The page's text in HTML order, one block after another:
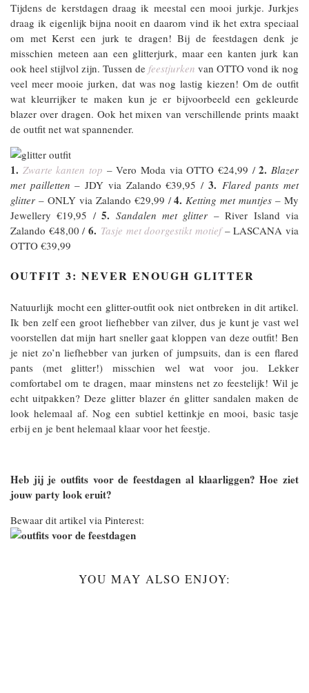
Tijdens de kerstdagen draag ik meestal een mooi jurkje. Jurkjes
draag ik eigenlijk bijna nooit en daarom vind ik het extra speciaal
om met Kerst een jurk te dragen! Bij de feestdagen denk je
misschien meteen aan een glitterjurk, maar een kanten jurk kan
ook heel stijlvol zijn. Tussen de feestjurken van OTTO vond ik nog
veel meer mooie jurken, dat was nog lastig kiezen! Om de outfit
wat kleurrijker te maken kun je er bijvoorbeeld een gekleurde
blazer over dragen. Ook het mixen van verschillende prints maakt
de outfit net wat spannender.
1. Zwarte kanten top – Vero Moda via OTTO €24,99 /2. Blazer
met pailletten – JDY via Zalando €39,95 / 3. Flared pants met
glitter – ONLY via Zalando €29,99 /4. Ketting met muntjes – My
Jewellery €19,95 /5. Sandalen met glitter – River Island via
Zalando €48,00 /6. Tasje met doorgestikt motief– LASCANA via
OTTO €39,99
OUTFIT 3: NEVER ENOUGH GLITTER
Natuurlijk mocht een glitter-outfit ook niet ontbreken in dit artikel.
Ik ben zelf een groot liefhebber van zilver, dus je kunt je vast wel
voorstellen dat mijn hart sneller gaat kloppen van deze outfit! Ben
je niet zo’n liefhebber van jurken of jumpsuits, dan is een flared
pants (met glitter!) misschien wel wat voor jou. Lekker
comfortabel om te dragen, maar minstens net zo feestelijk! Wil je
echt uitpakken? Deze glitter blazer én glitter sandalen maken de
look helemaal af. Nog een subtiel kettinkje en mooi, basic tasje
erbij en je bent helemaal klaar voor het feestje.
Heb jij je outfits voor de feestdagen al klaarliggen? Hoe ziet
jouw party look eruit?
Bewaar dit artikel via Pinterest:
YOU MAY ALSO ENJOY: